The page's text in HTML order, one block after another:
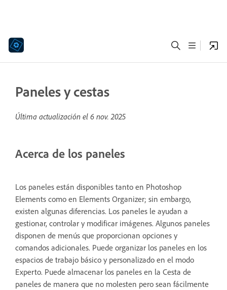
Paneles y cestas
Última actualización el 6 nov. 2025
Acerca de los paneles
Los paneles están disponibles tanto en Photoshop
Elements como en Elements Organizer; sin embargo,
existen algunas diferencias. Los paneles le ayudan a
gestionar, controlar y modificar imágenes. Algunos paneles
disponen de menús que proporcionan opciones y
comandos adicionales. Puede organizar los paneles en los
espacios de trabajo básico y personalizado en el modo
Experto. Puede almacenar los paneles en la Cesta de
paneles de manera que no molesten pero sean fácilmente